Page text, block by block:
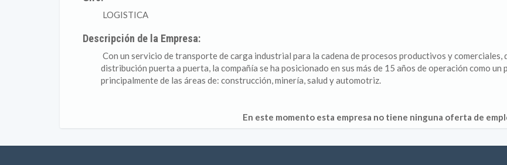
LOGISTICA
Descripción de la Empresa:
Con un servicio de transporte de carga industrial para la cadena de procesos productivos y
distribución puerta a puerta, la compañía se ha posicionado en sus más de 15 años de operación como
principalmente de las áreas de: construcción, minería, salud y automotriz.
En este momento esta empresa no tiene ninguna oferta de